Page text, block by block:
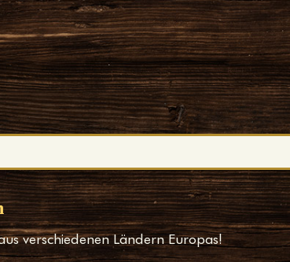
verschiedenen Ländern Europas!